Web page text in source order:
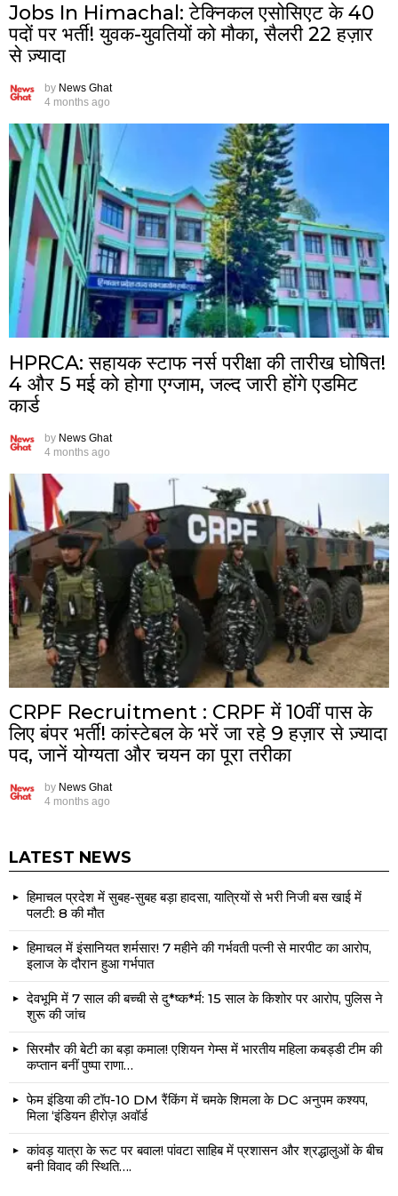
Jobs In Himachal: टेक्निकल एसोसिएट के 40
पदों पर भर्ती! युवक-युवतियों को मौका, सैलरी 22 हज़ार
से ज़्यादा
by News Ghat
4 months ago
HPRCA: सहायक स्टाफ नर्स परीक्षा की तारीख घोषित!
4 और 5 मई को होगा एग्जाम, जल्द जारी होंगे एडमिट
कार्ड
by News Ghat
4 months ago
CRPF Recruitment : CRPF में 10वीं पास के
लिए बंपर भर्ती! कांस्टेबल के भरें जा रहे 9 हज़ार से ज़्यादा
पद, जानें योग्यता और चयन का पूरा तरीका
by News Ghat
4 months ago
LATEST NEWS
हिमाचल प्रदेश में सुबह-सुबह बड़ा हादसा, यात्रियों से भरी निजी बस खाई में
पलटी: 8 की मौत
हिमाचल में इंसानियत शर्मसार! 7 महीने की गर्भवती पत्नी से मारपीट का आरोप,
इलाज के दौरान हुआ गर्भपात
देवभूमि में 7 साल की बच्ची से दु*ष्क*र्म: 15 साल के किशोर पर आरोप, पुलिस ने
शुरू की जांच
सिरमौर की बेटी का बड़ा कमाल! एशियन गेम्स में भारतीय महिला कबड्डी टीम की
कप्तान बनीं पुष्पा राणा…
फेम इंडिया की टॉप-10 DM रैंकिंग में चमके शिमला के DC अनुपम कश्यप,
मिला ‘इंडियन हीरोज़ अवॉर्ड
कांवड़ यात्रा के रूट पर बवाल! पांवटा साहिब में प्रशासन और श्रद्धालुओं के बीच
बनी विवाद की स्थिति….